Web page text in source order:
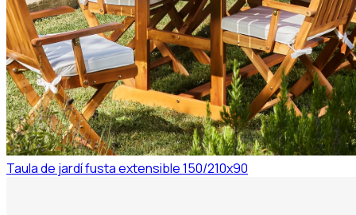
Taula de jardí fusta extensible 150/210x90